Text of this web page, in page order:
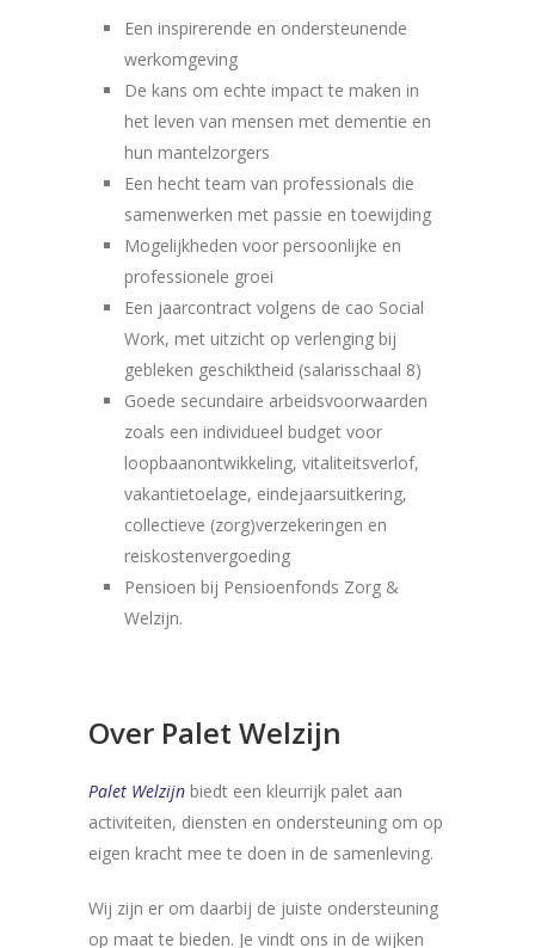
Een inspirerende en ondersteunende
werkomgeving
De kans om echte impact te maken in
het leven van mensen met dementie en
hun mantelzorgers
Een hecht team van professionals die
samenwerken met passie en toewijding
Mogelijkheden voor persoonlijke en
professionele groei
Een jaarcontract volgens de cao Social
Work, met uitzicht op verlenging bij
gebleken geschiktheid (salarisschaal 8)
Goede secundaire arbeidsvoorwaarden
zoals een individueel budget voor
loopbaanontwikkeling, vitaliteitsverlof,
vakantietoelage, eindejaarsuitkering,
collectieve (zorg)verzekeringen en
reiskostenvergoeding
Pensioen bij Pensioenfonds Zorg &
Welzijn.
Over Palet Welzijn
Palet Welzijn biedt een kleurrijk palet aan
activiteiten, diensten en ondersteuning om op
eigen kracht mee te doen in de samenleving.
Wij zijn er om daarbij de juiste ondersteuning
op maat te bieden. Je vindt ons in de wijken